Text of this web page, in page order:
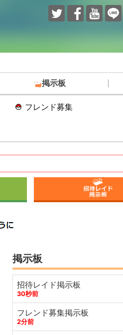
掲示板
フレンド募集
掲示板
招待レイド掲示板
30秒前
フレンド募集掲示板
2分前